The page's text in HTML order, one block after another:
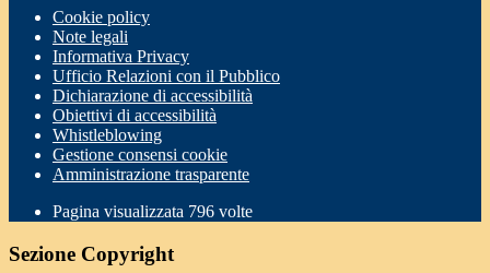
Cookie policy
Note legali
Informativa Privacy
Ufficio Relazioni con il Pubblico
Dichiarazione di accessibilità
Obiettivi di accessibilità
Whistleblowing
Gestione consensi cookie
Amministrazione trasparente
Pagina visualizzata 796 volte
Sezione Copyright